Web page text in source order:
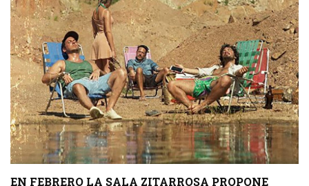
EN FEBRERO LA SALA ZITARROSA PROPONE